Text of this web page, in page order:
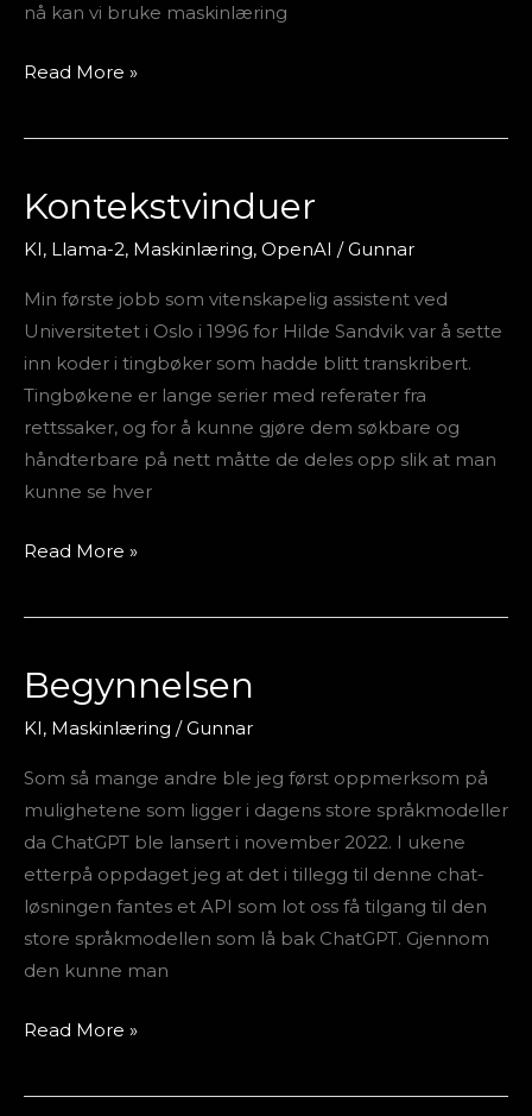
nå kan vi bruke maskinlæring
Read More »
Kontekstvinduer
KI, Llama-2, Maskinlæring, OpenAI /Gunnar
Min første jobb som vitenskapelig assistent ved
Universitetet i Oslo i 1996 for Hilde Sandvik var å sette
inn koder i tingbøker som hadde blitt transkribert.
Tingbøkene er lange serier med referater fra
rettssaker, og for å kunne gjøre dem søkbare og
håndterbare på nett måtte de deles opp slik at man
kunne se hver
Kontekstvinduer
Read More »
Begynnelsen
KI, Maskinlæring /Gunnar
Som så mange andre ble jeg først oppmerksom på
mulighetene som ligger i dagens store språkmodeller
da ChatGPT ble lansert i november 2022. I ukene
etterpå oppdaget jeg at det i tillegg til denne chat-
løsningen fantes et API som lot oss få tilgang til den
store språkmodellen som lå bak ChatGPT. Gjennom
den kunne man
Begynnelsen
Read More »